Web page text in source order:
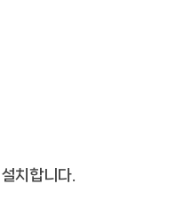
치합니다.